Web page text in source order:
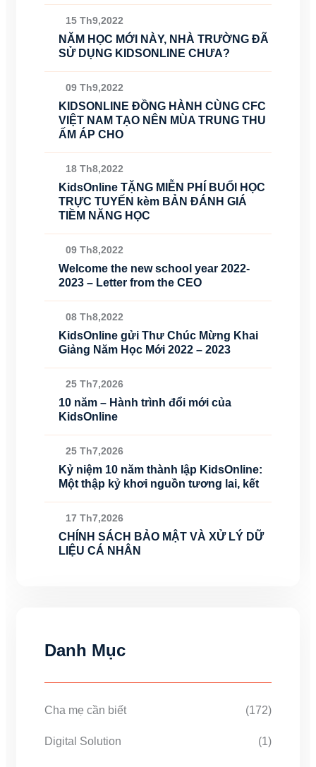
15 Th9,2022
NĂM HỌC MỚI NÀY, NHÀ TRƯỜNG ĐÃ
SỬ DỤNG KIDSONLINE CHƯA?
09 Th9,2022
KIDSONLINE ĐỒNG HÀNH CÙNG CFC
VIỆT NAM TẠO NÊN MÙA TRUNG THU
ẤM ÁP CHO
18 Th8,2022
KidsOnline TẶNG MIỄN PHÍ BUỔI HỌC
TRỰC TUYẾN kèm BẢN ĐÁNH GIÁ
TIỀM NĂNG HỌC
09 Th8,2022
Welcome the new school year 2022-
2023 – Letter from the CEO
08 Th8,2022
KidsOnline gửi Thư Chúc Mừng Khai
Giảng Năm Học Mới 2022 – 2023
25 Th7,2026
10 năm – Hành trình đổi mới của
KidsOnline
25 Th7,2026
Kỷ niệm 10 năm thành lập KidsOnline:
Một thập kỷ khơi nguồn tương lai, kết
17 Th7,2026
CHÍNH SÁCH BẢO MẬT VÀ XỬ LÝ DỮ
LIỆU CÁ NHÂN
Danh Mục
Cha mẹ cần biết (172)
Digital Solution (1)